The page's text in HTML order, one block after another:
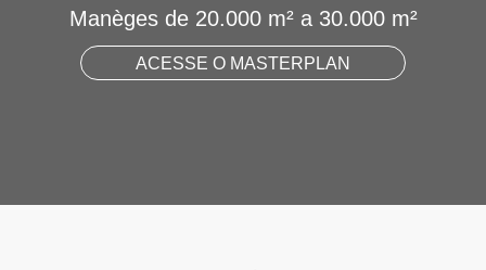
Manèges de 20.000 m² a 30.000 m²
ACESSE O MASTERPLAN